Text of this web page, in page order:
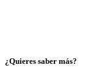
¿Quieres saber más?